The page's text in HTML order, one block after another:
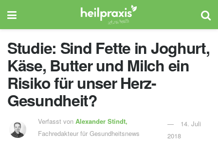
Studie: Sind Fette in Joghurt,
Käse, Butter und Milch ein
Risiko für unser Herz-
Gesundheit?
Verfasst vonAlexander Stindt,
Fachredakteur für Gesundheitsnews
14. Juli
2018